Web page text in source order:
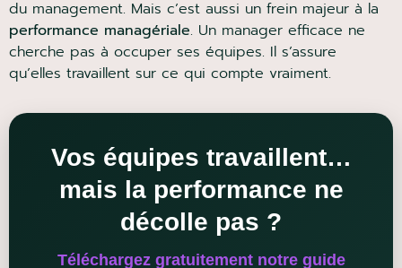
du management. Mais c’est aussi un frein majeur à la
performance managériale . Un manager efficace ne
cherche pas à occuper ses équipes. Il s’assure
qu’elles travaillent sur ce qui compte vraiment.
Vos équipes travaillent…
mais la performance ne
décolle pas ?
Téléchargez gratuitement notre guide